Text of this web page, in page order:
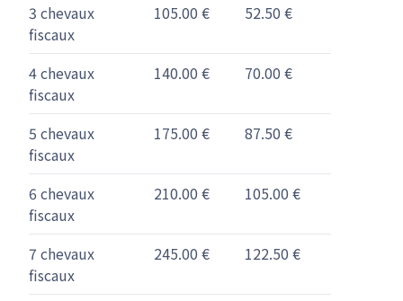
3 chevaux
fiscaux
105.00 € 52.50 €
4 chevaux
fiscaux
140.00 € 70.00 €
5 chevaux
fiscaux
175.00 € 87.50 €
6 chevaux
fiscaux
210.00 € 105.00 €
7 chevaux
fiscaux
245.00 € 122.50 €